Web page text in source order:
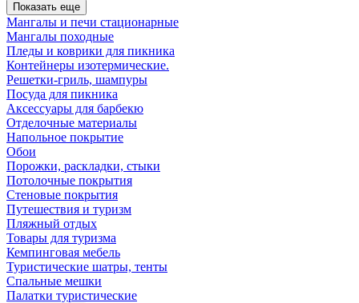
Показать еще
Мангалы и печи стационарные
Мангалы походные
Пледы и коврики для пикника
Контейнеры изотермические.
Решетки-гриль, шампуры
Посуда для пикника
Аксессуары для барбекю
Отделочные материалы
Напольное покрытие
Обои
Порожки, раскладки, стыки
Потолочные покрытия
Стеновые покрытия
Путешествия и туризм
Пляжный отдых
Товары для туризма
Кемпинговая мебель
Туристические шатры, тенты
Спальные мешки
Палатки туристические